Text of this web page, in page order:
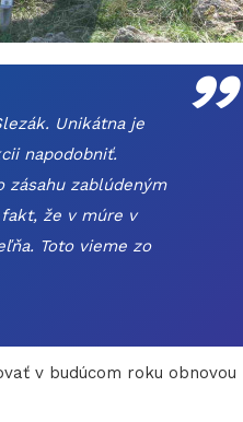
„
Unikátna je
napodobniť.
zásahu zablúdeným
že v múre v
Toto vieme zo
v budúcom roku obnovou